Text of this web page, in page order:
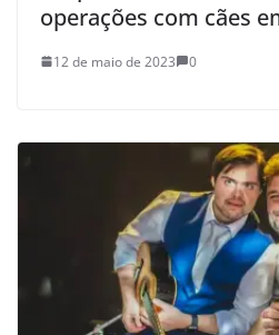
operações com cães
12 de maio de 2023 0